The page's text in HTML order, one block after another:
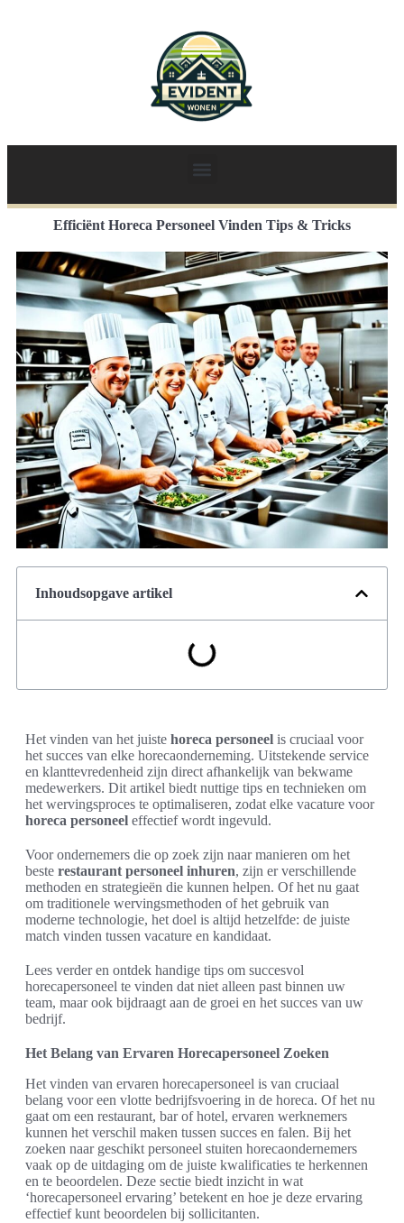
Efficiënt Horeca Personeel Vinden Tips & Tricks
Inhoudsopgave artikel
Het vinden van het juiste horeca personeel is cruciaal voor
het succes van elke horecaonderneming. Uitstekende service
en klanttevredenheid zijn direct afhankelijk van bekwame
medewerkers. Dit artikel biedt nuttige tips en technieken om
het wervingsproces te optimaliseren, zodat elke vacature voor
horeca personeel effectief wordt ingevuld.
Voor ondernemers die op zoek zijn naar manieren om het
beste restaurant personeel inhuren, zijn er verschillende
methoden en strategieën die kunnen helpen. Of het nu gaat
om traditionele wervingsmethoden of het gebruik van
moderne technologie, het doel is altijd hetzelfde: de juiste
match vinden tussen vacature en kandidaat.
Lees verder en ontdek handige tips om succesvol
horecapersoneel te vinden dat niet alleen past binnen uw
team, maar ook bijdraagt aan de groei en het succes van uw
bedrijf.
Het Belang van Ervaren Horecapersoneel Zoeken
Het vinden van ervaren horecapersoneel is van cruciaal
belang voor een vlotte bedrijfsvoering in de horeca. Of het nu
gaat om een restaurant, bar of hotel, ervaren werknemers
kunnen het verschil maken tussen succes en falen. Bij het
zoeken naar geschikt personeel stuiten horecaondernemers
vaak op de uitdaging om de juiste kwalificaties te herkennen
en te beoordelen. Deze sectie biedt inzicht in wat
‘horecapersoneel ervaring’ betekent en hoe je deze ervaring
effectief kunt beoordelen bij sollicitanten.